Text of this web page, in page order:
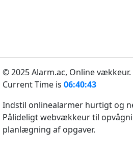
© 2025 Alarm.ac, Online vækkeur.
Current Time is 06:40:43
Indstil onlinealarmer hurtigt og
Pålideligt webvækkeur til
planlægning af opgaver.